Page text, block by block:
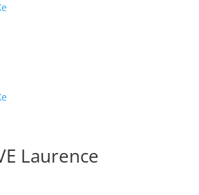
Laurence